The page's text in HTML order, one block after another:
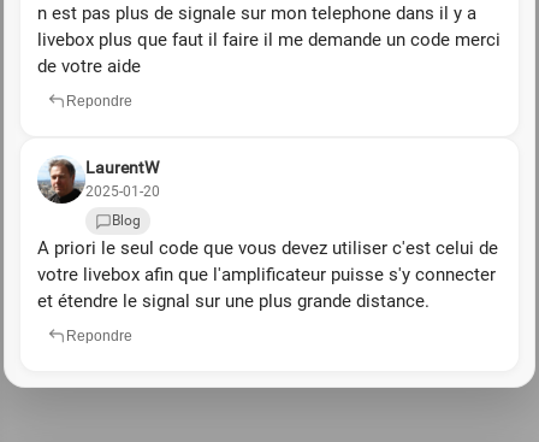
n est pas plus de signale sur mon telephone dans il y a
livebox plus que faut il faire il me demande un code merci
de votre aide
Repondre
LaurentW
2025-01-20
Blog
A priori le seul code que vous devez utiliser c'est celui de
votre livebox afin que l'amplificateur puisse s'y connecter
et étendre le signal sur une plus grande distance.
Repondre